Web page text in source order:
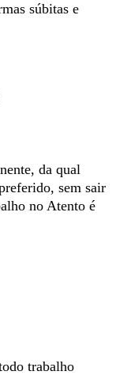
súbitas e
da qual
sem sair
no Atento é
trabalho